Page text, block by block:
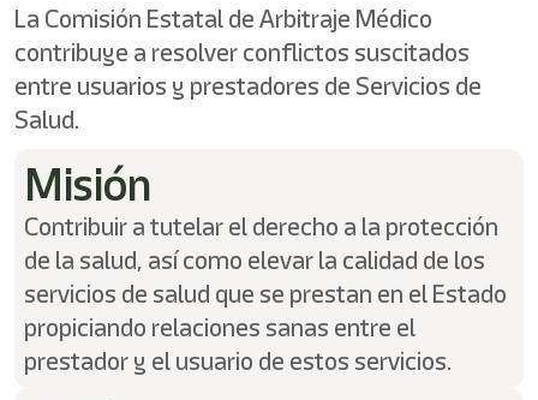
start
the
One
screen
reader,
press
"Ctrl
shortcut
activates
La Comisión Estatal de Arbitraje Médico
contribuye a resolver conflictos suscitados
entre usuarios y prestadores de Servicios de
Salud.
Misión
Contribuir a tutelar el derecho a la protección
de la salud, así como elevar la calidad de los
servicios de salud que se prestan en el Estado
propiciando relaciones sanas entre el
prestador y el usuario de estos servicios.